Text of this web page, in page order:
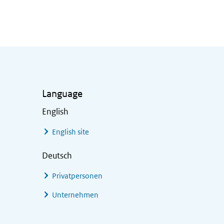
Language
English
English site
Deutsch
Privatpersonen
Unternehmen